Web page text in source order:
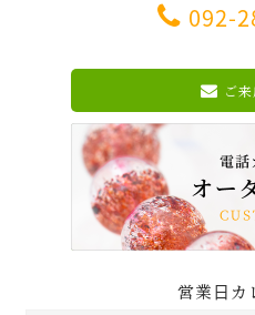
092-
ご
営業日カ